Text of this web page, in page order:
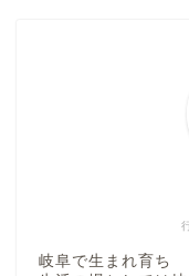
岐阜で生まれ育ち